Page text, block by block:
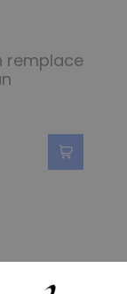
remplace